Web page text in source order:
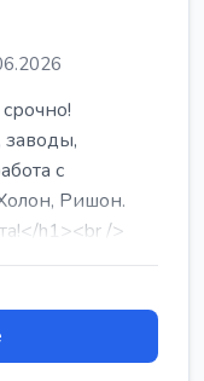
заводы,
с
Ришон.
h1><br />